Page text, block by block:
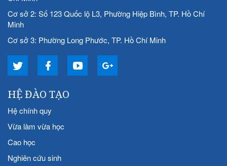
Cơ sở 2: Số 123 Quốc lộ L3, Phường Hiệp Bình, TP. Hồ Chí
Minh
Cơ sở 3: Phường Long Phước, TP. Hồ Chí Minh
HỆ ĐÀO TẠO
Hệ chính quy
Vừa làm vừa học
Cao học
Nghiên cứu sinh